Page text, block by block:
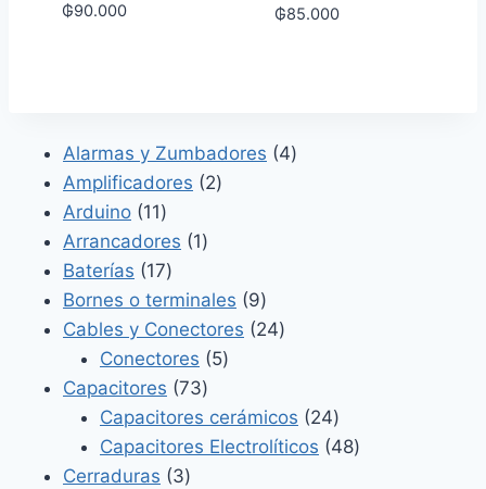
₲90.000 ₲85.000
Alarmas y Zumbadores 44
Amplificadores 22
Arduino 1111
productos
Arrancadores 11
Baterías 1717
productos
Bornes o terminales 99
productos
Cables y Conectores 2424
Conectores 55
Capacitores 7373
productos
Capacitores cerámicos 2424
productos
Capacitores Electrolíticos 4848
Cerraduras 33